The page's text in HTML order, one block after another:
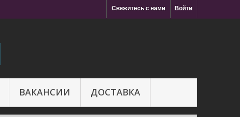
Войти
Свяжитесь с нами
ВАКАНСИИ ДОСТАВКА